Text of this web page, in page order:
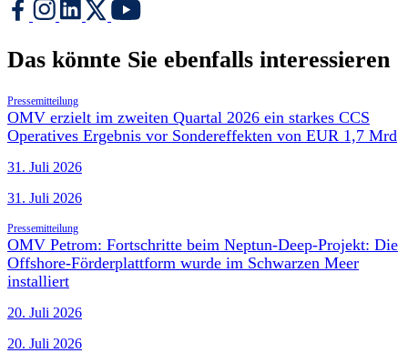
Das könnte Sie ebenfalls interessieren
Pressemitteilung
OMV erzielt im zweiten Quartal 2026 ein starkes CCS
Operatives Ergebnis vor Sondereffekten von EUR 1,7 Mrd
31. Juli 2026
31. Juli 2026
Pressemitteilung
OMV Petrom: Fortschritte beim Neptun-Deep-Projekt: Die
Offshore-Förderplattform wurde im Schwarzen Meer
installiert
20. Juli 2026
20. Juli 2026